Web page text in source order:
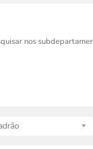
nos